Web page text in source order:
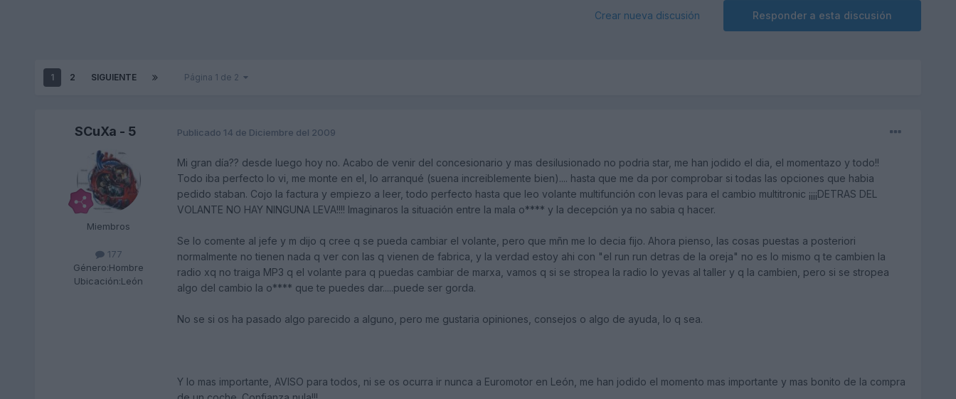
Responder a esta discusión
Crear nueva discusión
1 2 SIGUIENTE Página 1 de 2
SCuXa - 5
Miembros
177
Género:Hombre
Ubicación:León
Publicado 14 de Diciembre del 2009
Mi gran día?? desde luego hoy no. Acabo de venir del concesionario y mas desilusionado no podria star, me han jodido el dia, el momentazo y todo!!
Todo iba perfecto lo vi, me monte en el, lo arranqué (suena increiblemente bien).... hasta que me da por comprobar si todas las opciones que habia
pedido staban. Cojo la factura y empiezo a leer, todo perfecto hasta que leo volante multifunción con levas para el cambio multitronic ¡¡¡¡DETRAS DEL
VOLANTE NO HAY NINGUNA LEVA!!!! Imaginaros la situación entre la mala o**** y la decepción ya no sabia q hacer.
Se lo comente al jefe y m dijo q cree q se pueda cambiar el volante, pero que mñn me lo decia fijo. Ahora pienso, las cosas puestas a posteriori
normalmente no tienen nada q ver con las q vienen de fabrica, y la verdad estoy ahi con "el run run detras de la oreja" no es lo mismo q te cambien la
radio xq no traiga MP3 q el volante para q puedas cambiar de marxa, vamos q si se stropea la radio lo yevas al taller y q la cambien, pero si se stropea
algo del cambio la o**** que te puedes dar.....puede ser gorda.
No se si os ha pasado algo parecido a alguno, pero me gustaria opiniones, consejos o algo de ayuda, lo q sea.
Y lo mas importante, AVISO para todos, ni se os ocurra ir nunca a Euromotor en León, me han jodido el momento mas importante y mas bonito de la compra